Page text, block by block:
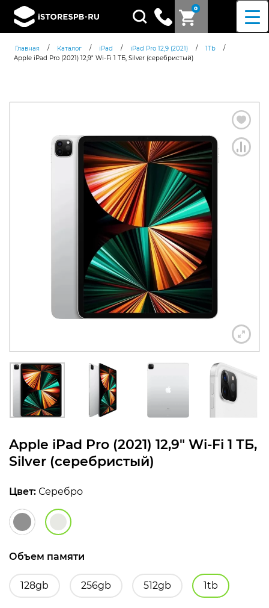
0
Поиск
товаров
Главная / Каталог / iPad / iPad Pro 12,9 (2021) / 1Tb
/
Apple iPad Pro (2021) 12,9″ Wi-Fi 1 ТБ, Silver (серебристый)
Apple iPad Pro (2021) 12,9″ Wi-Fi 1 ТБ,
Silver (серебристый)
Цвет: Серебро
Объем памяти
128gb 256gb 512gb 1tb
Согласен c политикой
конфиденциальности
+7 812 318-40-14
(c 10:00 до 21:00, без
выходных)